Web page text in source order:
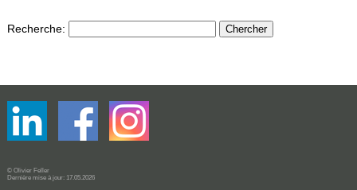
Recherche:
© Olivier Feller
Dernière mise à jour: 17.05.2026